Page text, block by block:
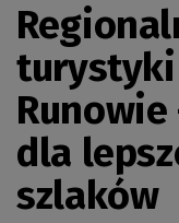
Runowie
dla
szlaków